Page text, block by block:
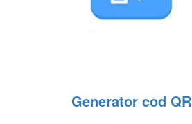
Generator cod QR